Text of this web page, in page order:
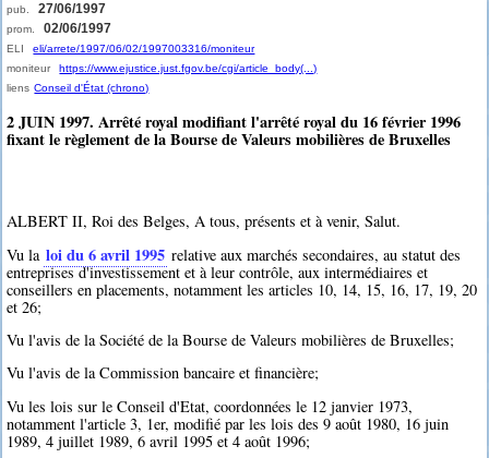
pub. 27/06/1997
prom. 02/06/1997
ELI
eli/arrete/1997/06/02/1997003316/moniteur
moniteur
https://www.ejustice.just.fgov.be/cgi/article_body(...)
liens Conseil d'État (chrono)
2 JUIN 1997. Arrêté royal modifiant l'arrêté royal du 16 février 1996
fixant le règlement de la Bourse de Valeurs mobilières de Bruxelles
ALBERT II, Roi des Belges, A tous, présents et à venir, Salut.
Vu la loi du 6 avril 1995 relative aux marchés secondaires, au statut des
entreprises d'investissement et à leur contrôle, aux intermédiaires et
conseillers en placements, notamment les articles 10, 14, 15, 16, 17, 19, 20
et 26;
Vu l'avis de la Société de la Bourse de Valeurs mobilières de Bruxelles;
Vu l'avis de la Commission bancaire et financière;
Vu les lois sur le Conseil d'Etat, coordonnées le 12 janvier 1973,
notamment l'article 3, 1er, modifié par les lois des 9 août 1980, 16 juin
1989, 4 juillet 1989, 6 avril 1995 et 4 août 1996;